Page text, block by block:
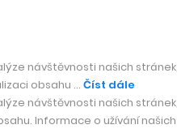
návštěvnosti našich stránek,
obsahu … Číst dále
návštěvnosti našich stránek,
Informace o užívání našich